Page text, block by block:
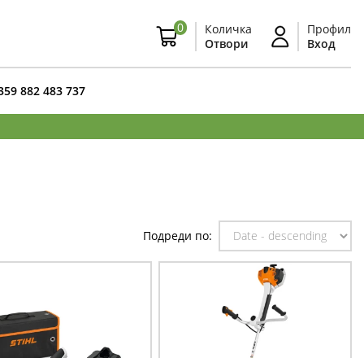
0
Количка
Отвори
Профил
Вход
882 483 737
Подреди по: